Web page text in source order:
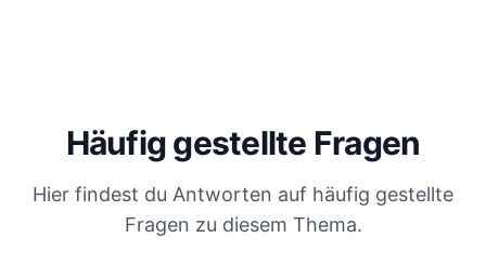
Häufig gestellte Fragen
Hier findest du Antworten auf häufig gestellte
Fragen zu diesem Thema.